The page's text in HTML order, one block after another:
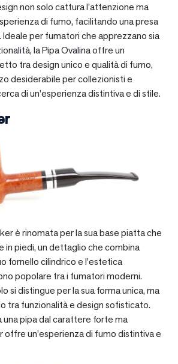
non solo cattura l’attenzione ma
di fumo, facilitando una presa
per fumatori che apprezzano sia
la Pipa Ovalina offre un
tra design unico e qualità di fumo,
desiderabile per collezionisti e
di un’esperienza distintiva e di stile.
è rinomata per la sua base piatta che
in piedi, un dettaglio che combina
fornello cilindrico e l’estetica
popolare tra i fumatori moderni.
si distingue per la sua forma unica, ma
tra funzionalità e design sofisticato.
una pipa dal carattere forte ma
offre un’esperienza di fumo distintiva e